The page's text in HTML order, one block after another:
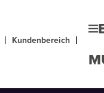
Kundenbereich